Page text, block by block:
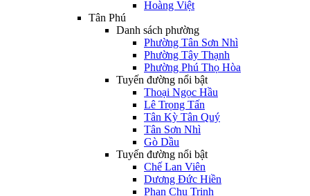
Hoàng Việt
Tân Phú
Danh sách phường
Phường Tân Sơn Nhì
Phường Tây Thạnh
Phường Phú Thọ Hòa
Tuyến đường nổi bật
Thoại Ngọc Hầu
Lê Trọng Tấn
Tân Kỳ Tân Quý
Tân Sơn Nhì
Gò Dầu
Tuyến đường nổi bật
Chế Lan Viên
Dương Đức Hiền
Phan Chu Trinh